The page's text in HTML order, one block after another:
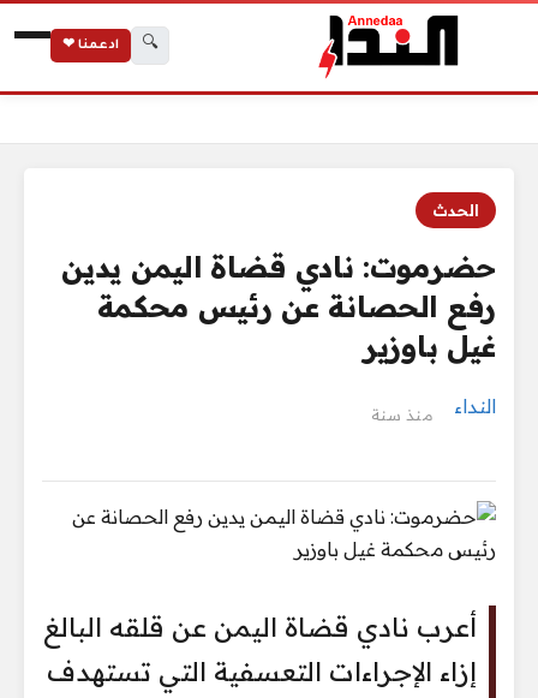
🔍 ادعمنا ❤
الحدث
حضرموت: نادي قضاة اليمن يدين
رفع الحصانة عن رئيس محكمة
غيل باوزير
النداء منذ سنة
أعرب نادي قضاة اليمن عن قلقه البالغ
إزاء الإجراءات التعسفية التي تستهدف